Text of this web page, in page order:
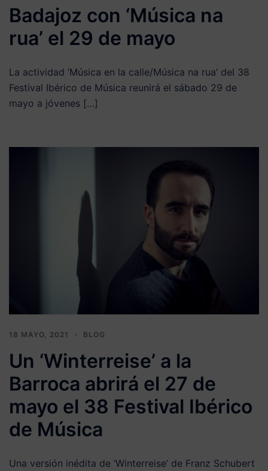
Badajoz con ‘Música na
rua’ el 29 de mayo
La actividad ‘Música en la calle/Música na rua’ del 38
Festival Ibérico de Música reunirá el sábado 29 de
mayo a jóvenes […]
18 MAYO, 2021 BLOG
Un ‘Winterreise’ a la
Barroca abrirá el 27 de
mayo el 38 Festival Ibérico
de Música
Una versión inédita de ‘Winterreise’ de Franz Schubert